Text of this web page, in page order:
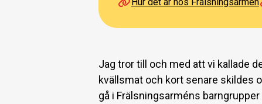
Jag tror till och med att vi kallade
kvällsmat och kort senare skildes
gå i Frälsningsarméns